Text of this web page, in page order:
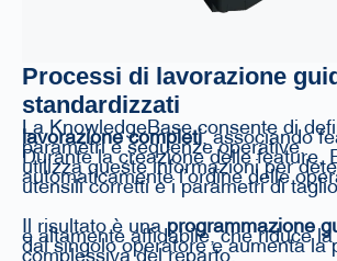
Processi di lavorazione
standardizzati
La KnowledgeBase consente di
lavorazione completi, associando
parametri e sequenze operative.
Durante la creazione delle feature,
utilizza queste informazioni per
automaticamente l’ordine delle
utensili corretti e i parametri di
Il risultato è una programmazione
e altamente affidabile, che riduce la
dal singolo operatore e aumenta la
complessiva del reparto.